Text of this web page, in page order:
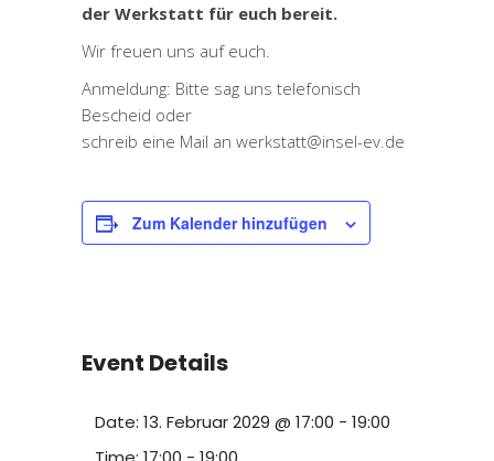
der Werkstatt für euch bereit.
Wir freuen uns auf euch.
Anmeldung: Bitte sag uns telefonisch
Bescheid oder
schreib eine Mail an werkstatt@insel-ev.de
Zum Kalender hinzufügen
Event Details
Date: 13. Februar 2029 @ 17:00 - 19:00